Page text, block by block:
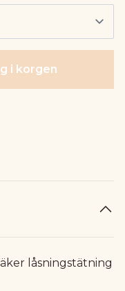
i korgen
låsningstätning